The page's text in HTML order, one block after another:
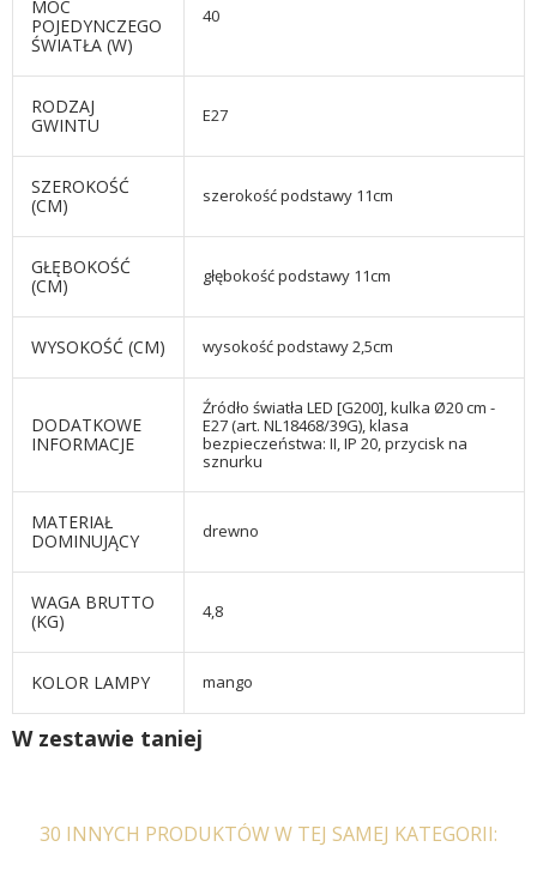
MOC
POJEDYNCZEGO
ŚWIATŁA (W)
40
RODZAJ
GWINTU
E27
SZEROKOŚĆ
(CM)
szerokość podstawy 11cm
GŁĘBOKOŚĆ
(CM)
głębokość podstawy 11cm
WYSOKOŚĆ (CM) wysokość podstawy 2,5cm
DODATKOWE
INFORMACJE
Źródło światła LED [G200], kulka Ø20 cm -
E27 (art. NL18468/39G), klasa
bezpieczeństwa: II, IP 20, przycisk na
sznurku
MATERIAŁ
DOMINUJĄCY
drewno
WAGA BRUTTO
(KG)
4,8
KOLOR LAMPY mango
W zestawie taniej
30 INNYCH PRODUKTÓW W TEJ SAMEJ KATEGORII: